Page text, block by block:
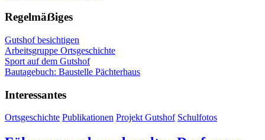
Regelmäẞiges
Gutshof besichtigen
Arbeitsgruppe Ortsgeschichte
Sport auf dem Gutshof
Bautagebuch: Baustelle Pächterhaus
Interessantes
Ortsgeschichte Publikationen Projekt Gutshof Schulfotos